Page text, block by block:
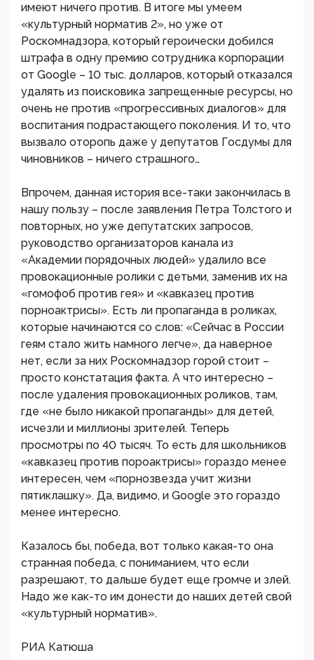
имеют ничего против. В итоге мы умеем
«культурный норматив 2», но уже от
Роскомнадзора, который героически добился
штрафа в одну премию сотрудника корпорации
от Google – 10 тыс. долларов, который отказался
удалять из поисковика запрещенные ресурсы, но
очень не против «прогрессивных диалогов» для
воспитания подрастающего поколения. И то, что
вызвало оторопь даже у депутатов Госдумы для
чиновников – ничего страшного…
Впрочем, данная история все-таки закончилась в
нашу пользу – после заявления Петра Толстого и
повторных, но уже депутатских запросов,
руководство организаторов канала из
«Академии порядочных людей» удалило все
провокационные ролики с детьми, заменив их на
«гомофоб против гея» и «кавказец против
порноактрисы». Есть ли пропаганда в роликах,
которые начинаются со слов: «Сейчас в России
геям стало жить намного легче», да наверное
нет, если за них Роскомнадзор горой стоит –
просто констатация факта. А что интересно –
после удаления провокационных роликов, там,
где «не было никакой пропаганды» для детей,
исчезли и миллионы зрителей. Теперь
просмотры по 40 тысяч. То есть для школьников
«кавказец против пороактрисы» гораздо менее
интересен, чем «порнозвезда учит жизни
пятиклашку». Да, видимо, и Google это гораздо
менее интересно.
Казалось бы, победа, вот только какая-то она
странная победа, с пониманием, что если
разрешают, то дальше будет еще громче и злей.
Надо же как-то им донести до наших детей свой
«культурный норматив».
РИА Катюша